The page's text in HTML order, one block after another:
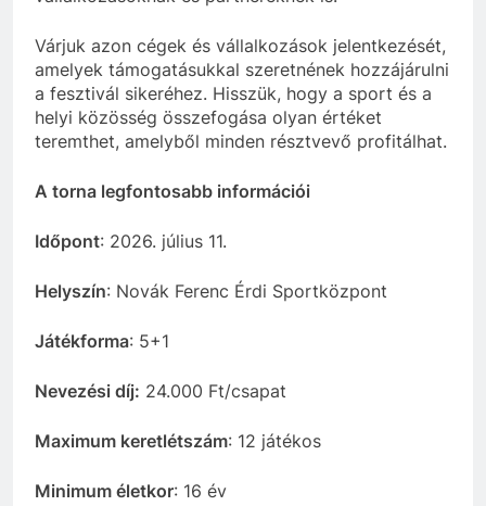
Várjuk azon cégek és vállalkozások jelentkezését,
amelyek támogatásukkal szeretnének hozzájárulni
a fesztivál sikeréhez. Hisszük, hogy a sport és a
helyi közösség összefogása olyan értéket
teremthet, amelyből minden résztvevő profitálhat.
A torna legfontosabb információi
Időpont: 2026. július 11.
Helyszín: Novák Ferenc Érdi Sportközpont
Játékforma: 5+1
Nevezési díj: 24.000 Ft/csapat
Maximum keretlétszám: 12 játékos
Minimum életkor: 16 év